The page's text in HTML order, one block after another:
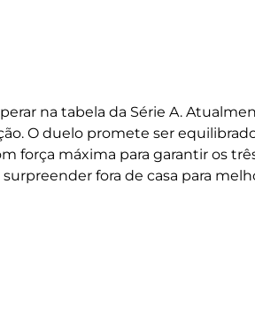
na tabela da Série A.
O duelo promete ser
força máxima para garantir os
fora de casa para